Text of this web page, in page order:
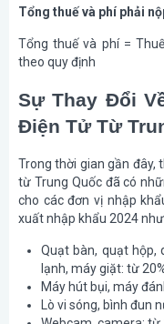
Tổng thuế và phí phải
Tổng thuế và phí =
theo quy định
Sự Thay Đổi
Điện Tử Từ
Trong thời gian gần đây,
từ Trung Quốc đã có
cho các đơn vị nhập
xuất nhập khẩu 2024
Quạt bàn, quạt hộp,
lạnh, máy giặt: từ
Máy hút bụi, máy
Lò vi sóng, bình đun